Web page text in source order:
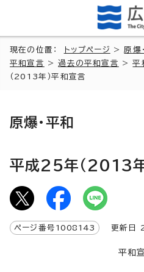
現在の位置： トップページ >原爆
平和宣言
>過去の平和宣言 >平
（2013年）平和宣言
原爆・平和
平成25年（2013年
ページ番号 1008143 更新日
平和